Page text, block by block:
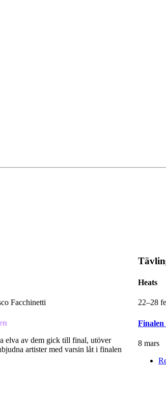
Facchinetti
elva av dem gick till final, utöver
artister med varsin låt i finalen
Heats
22–28
Finalen
8 mars